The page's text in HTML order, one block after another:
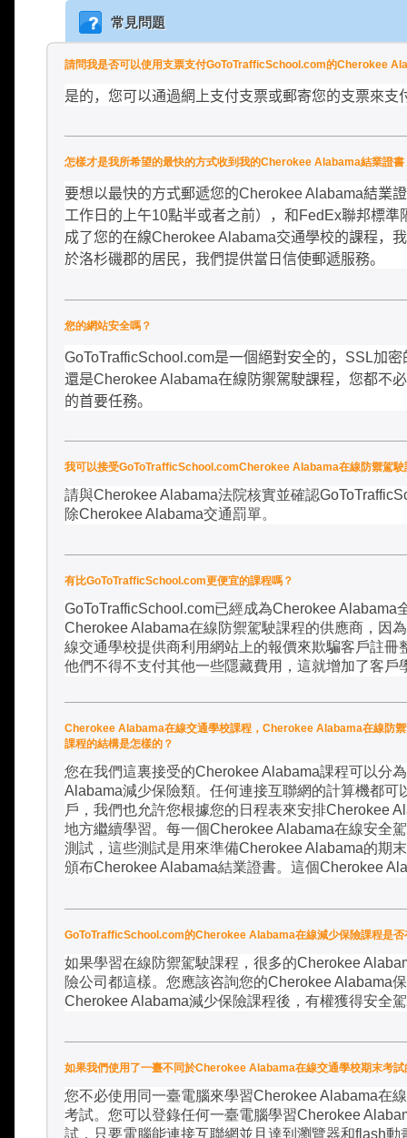
常見問題
請問我是否可以使用支票支付GoToTrafficSchool.com的Cherokee
是的，您可以通過網上支付支票或郵寄您的支票來支
怎樣才是我所希望的最快的方式收到我的Cherokee Alabama結業證書
要想以最快的方式郵遞您的Cherokee Alabama結業
工作日的上午10點半或者之前），和 FedEx聯邦標準
成了您的在線Cherokee Alabama交通學校的課程，
於洛杉磯郡的居民，我們提供當日信使郵遞服務。
您的網站安全嗎？
GoToTrafficSchool.com是一個絕對安全的， SSL加密
還是Cherokee Alabama在線防禦駕駛課程，您都不
的首要任務。
我可以接受GoToTrafficSchool.comCherokee Alabama在線防禦駕
請與Cherokee Alabama法院核實並確認
除Cherokee Alabama交通罰單。
有比GoToTrafficSchool.com更便宜的課程嗎？
GoToTrafficSchool.com已經成為Cherokee Alabama
Cherokee Alabama在線防禦駕駛課程的供應商，因
線交通學校提供商利用網站上的報價來欺騙客戶註冊
他們不得不支付其他一些隱藏費用，這就增加了客戶
Cherokee Alabama在線交通學校課程，Cherokee Alabama在線防
課程的結構是怎樣的？
您在我們這裏接受的Cherokee Alabama課程可以分
Alabama減少保險類。任何連接互聯網的計算機都可
戶，我們也允許您根據您的日程表來安排Cherokee
地方繼續學習。每一個Cherokee Alabama在線安全
測試，這些測試是用來準備Cherokee Alabama的期
頒布Cherokee Alabama結業證書。這個Cherokee
GoToTrafficSchool.com的Cherokee Alabama在線減少保險課程是否
如果學習在線防禦駕駛課程，很多的Cherokee
險公司都這樣。您應該咨詢您的Cherokee Alabama
Cherokee Alabama減少保險課程後，有權獲得安全
如果我們使用了一臺不同於Cherokee Alabama在線交通學校期末考
您不必使用同一臺電腦來學習Cherokee Alabama在
考試。您可以登錄任何一臺電腦學習Cherokee
試，只要電腦能連接互聯網並且達到瀏覽器和flash動